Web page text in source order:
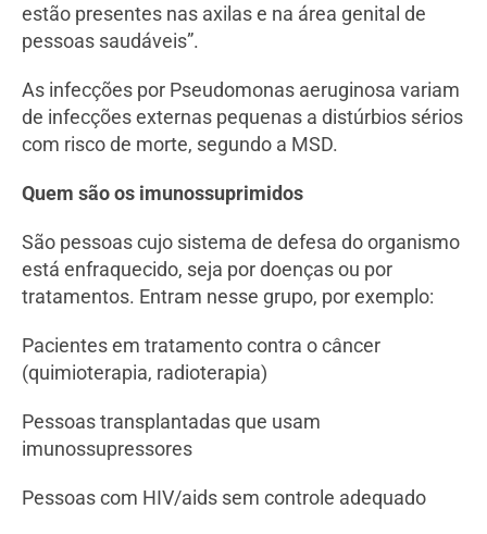
estão presentes nas axilas e na área genital de
pessoas saudáveis”.
As infecções por Pseudomonas aeruginosa variam
de infecções externas pequenas a distúrbios sérios
com risco de morte, segundo a MSD.
Quem são os imunossuprimidos
São pessoas cujo sistema de defesa do organismo
está enfraquecido, seja por doenças ou por
tratamentos. Entram nesse grupo, por exemplo:
Pacientes em tratamento contra o câncer
(quimioterapia, radioterapia)
Pessoas transplantadas que usam
imunossupressores
Pessoas com HIV/aids sem controle adequado